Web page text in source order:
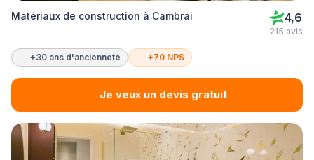
Matériaux de construction à Cambrai 4,6
215 avis
+30 ans d'ancienneté +70 NPS
Je veux un devis gratuit